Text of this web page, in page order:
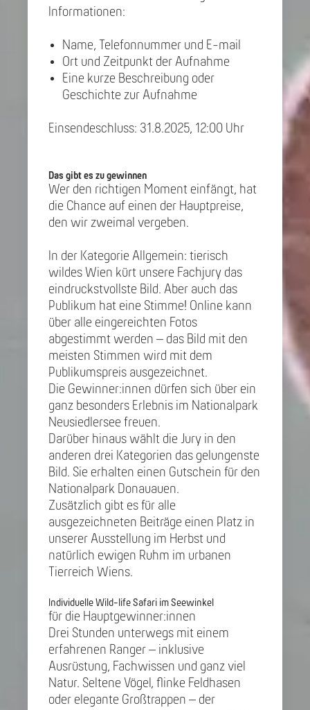
Informationen:
Name, Telefonnummer und E-mail
Ort und Zeitpunkt der Aufnahme
Eine kurze Beschreibung oder
Geschichte zur Aufnahme
Einsendeschluss: 31.8.2025, 12:00 Uhr
Das gibt es zu gewinnen
Wer den richtigen Moment einfängt, hat
die Chance auf einen der Hauptpreise,
den wir zweimal vergeben.
In der Kategorie Allgemein: tierisch
wildes Wien kürt unsere Fachjury das
eindruckstvollste Bild. Aber auch das
Publikum hat eine Stimme! Online kann
über alle eingereichten Fotos
abgestimmt werden – das Bild mit den
meisten Stimmen wird mit dem
Publikumspreis ausgezeichnet.
Die Gewinner:innen dürfen sich über ein
ganz besonders Erlebnis im Nationalpark
Neusiedlersee freuen.
Darüber hinaus wählt die Jury in den
anderen drei Kategorien das gelungenste
Bild. Sie erhalten einen Gutschein für den
Nationalpark Donauauen.
Zusätzlich gibt es für alle
ausgezeichneten Beiträge einen Platz in
unserer Ausstellung im Herbst und
natürlich ewigen Ruhm im urbanen
Tierreich Wiens.
Individuelle Wild-life Safari im Seewinkel
für die Hauptgewinner:innen
Drei Stunden unterwegs mit einem
erfahrenen Ranger – inklusive
Ausrüstung, Fachwissen und ganz viel
Natur. Seltene Vögel, flinke Feldhasen
oder elegante Großtrappen – der